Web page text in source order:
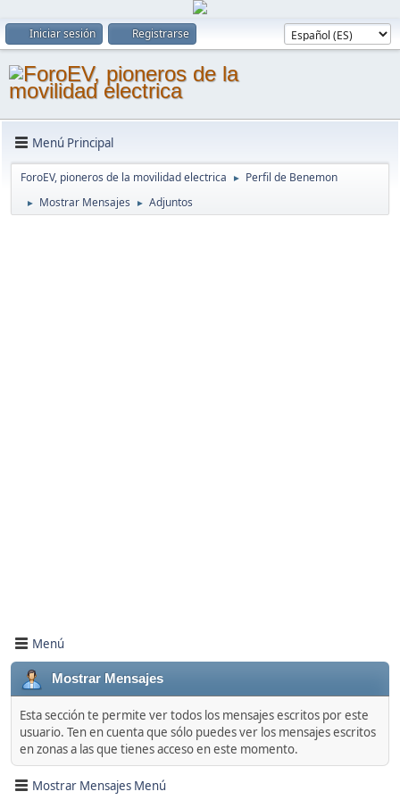
Iniciar sesión Registrarse
Menú Principal
ForoEV, pioneros de la movilidad electrica ► Perfil de Benemon
► Mostrar Mensajes ► Adjuntos
Menú
Mostrar Mensajes
Esta sección te permite ver todos los mensajes escritos por este
usuario. Ten en cuenta que sólo puedes ver los mensajes escritos
en zonas a las que tienes acceso en este momento.
Mostrar Mensajes Menú